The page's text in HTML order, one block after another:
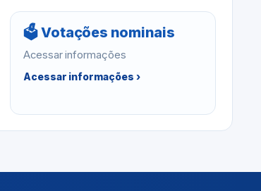
🗳 Votações nominais
Acessar informações
Acessar informações ›